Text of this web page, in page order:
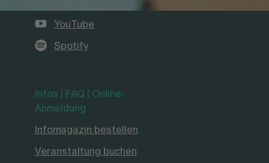
YouTube
Spotify
Infos | FAQ | Online-
Anmeldung
Infomagazin bestellen
Veranstaltung buchen